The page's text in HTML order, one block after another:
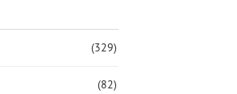
(329)
(82)